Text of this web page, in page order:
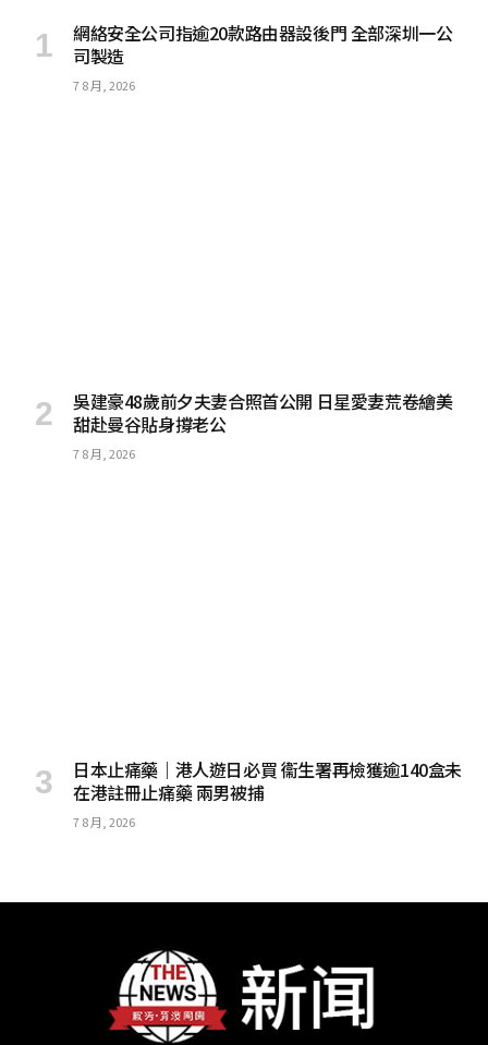
網絡安全公司指逾20款路由器設後門 全部深圳一公
司製造
7 8 月, 2026
吳建豪48歲前夕夫妻合照首公開 日星愛妻荒卷繪美
甜赴曼谷貼身撐老公
7 8 月, 2026
日本止痛藥｜港人遊日必買 衞生署再檢獲逾140盒未
在港註冊止痛藥 兩男被捕
7 8 月, 2026